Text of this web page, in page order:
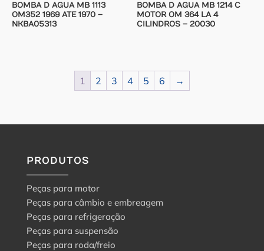
BOMBA D AGUA MB 1113
OM352 1969 ATE 1970 –
NKBA05313
BOMBA D AGUA MB 1214 C
MOTOR OM 364 LA 4
CILINDROS – 20030
1 2 3 4 5 6 →
PRODUTOS
Peças para motor
Peças para câmbio e embreagem
Peças para refrigeração
Peças para suspensão
Peças para roda/freio